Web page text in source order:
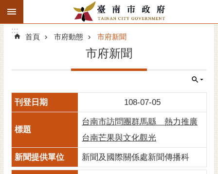
跳到主要內容區塊
搜
階
市府動態
市府團隊
主題服務
:::
:::
首頁 市府動態 市府新聞
市府新聞
108-07-05
台南市訪問團群馬縣 熱力推廣
台南芒果與文化觀光
新聞及國際關係處新聞傳播科